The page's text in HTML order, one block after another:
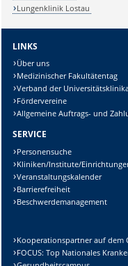
Lungenklinik Lostau
LINKS
Über uns
Medizinischer Fakultätentag
Verband der
Fördervereine
Allgemeine Auftrags- und
SERVICE
Personensuche
Kliniken/Institute/
Veranstaltungskalender
Barrierefreiheit
Beschwerdemanagement
Kooperationspartner auf dem
FOCUS: Top Nationales